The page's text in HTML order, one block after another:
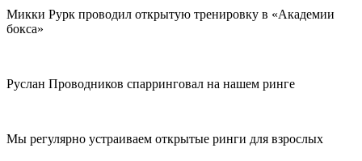
Микки Рурк проводил открытую тренировку в «Академии
бокса»
Руслан Проводников спарринговал на нашем ринге
Мы регулярно устраиваем открытые ринги для взрослых